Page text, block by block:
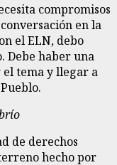
compromisos
en la
el ELN, debo
Debe haber una
tema y llegar a
de derechos
hecho por